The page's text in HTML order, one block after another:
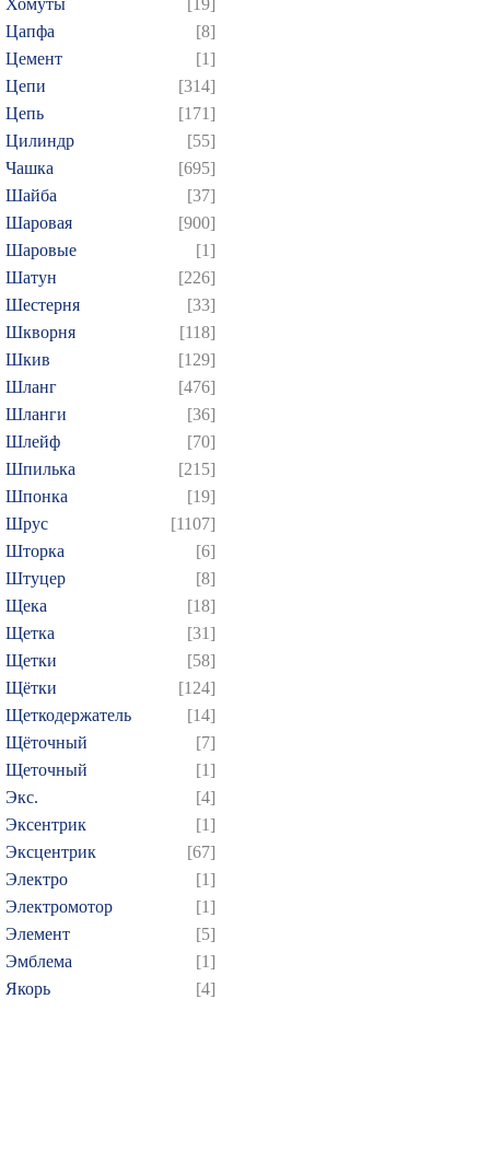
Хомуты
[19]
Цапфа
[8]
Цемент
[1]
Цепи
[314]
Цепь
[171]
Цилиндр
[55]
Чашка
[695]
Шайба
[37]
Шаровая
[900]
Шаровые
[1]
Шатун
[226]
Шестерня
[33]
Шкворня
[118]
Шкив
[129]
Шланг
[476]
Шланги
[36]
Шлейф
[70]
Шпилька
[215]
Шпонка
[19]
Шрус
[1107]
Шторка
[6]
Штуцер
[8]
Щека
[18]
Щетка
[31]
Щетки
[58]
Щётки
[124]
Щеткодержатель
[14]
Щёточный
[7]
Щеточный
[1]
Экс.
[4]
Эксентрик
[1]
Эксцентрик
[67]
Электро
[1]
Электромотор
[1]
Элемент
[5]
Эмблема
[1]
Якорь
[4]